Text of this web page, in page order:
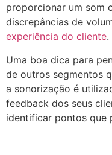
proporcionar um som
discrepâncias de
experiência do cliente.
Uma boa dica para
de outros segmentos
a sonorização é
feedback dos seus
identificar pontos que